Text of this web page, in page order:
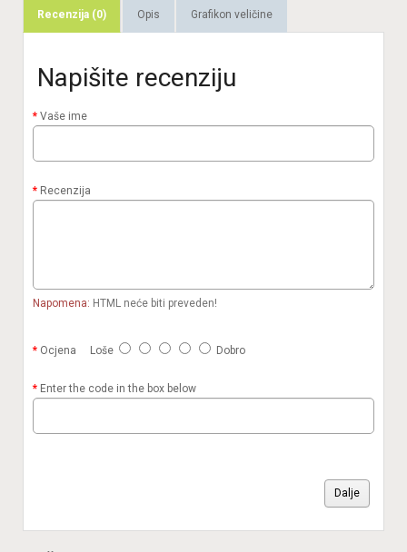
Recenzija (0) Opis Grafikon veličine
Napišite recenziju
Vaše ime
Recenzija
Napomena: HTML neće biti preveden!
Ocjena Loše Dobro
Enter the code in the box below
Dalje